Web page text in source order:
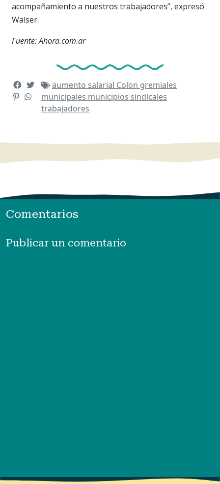
acompañamiento a nuestros trabajadores”, expresó
Walser.
Fuente: Ahora.com.ar
aumento salarial Colon gremiales
municipales municipios sindicales
trabajadores
Comentarios
Publicar un comentario